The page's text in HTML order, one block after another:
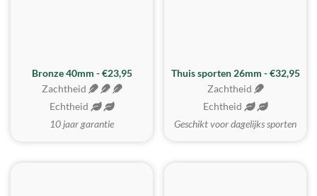
Bronze 40mm - €23,95
Zachtheid
Echtheid
10 jaar garantie
Thuis sporten 26mm - €32,95
Zachtheid
Echtheid
Geschikt voor dagelijks sporten